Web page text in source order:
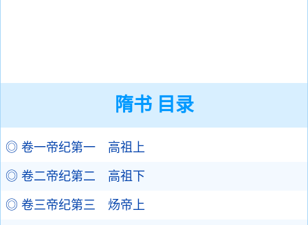
隋书 目录
◎ 卷一帝纪第一 高祖上
◎ 卷二帝纪第二 高祖下
◎ 卷三帝纪第三 炀帝上